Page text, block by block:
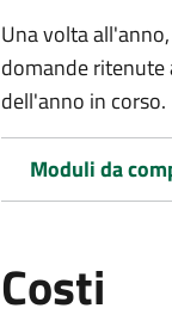
Una volta
domande ritenute
dell'anno in corso.
Moduli da
Costi